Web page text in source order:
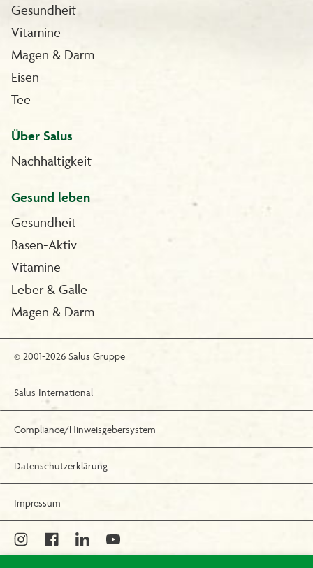
Gesundheit
Vitamine
Magen & Darm
Eisen
Tee
Über Salus
Nachhaltigkeit
Gesund leben
Gesundheit
Basen-Aktiv
Vitamine
Leber & Galle
Magen & Darm
© 2001-2026 Salus Gruppe
Salus International
Compliance/Hinweisgebersystem
Datenschutzerklärung
Impressum